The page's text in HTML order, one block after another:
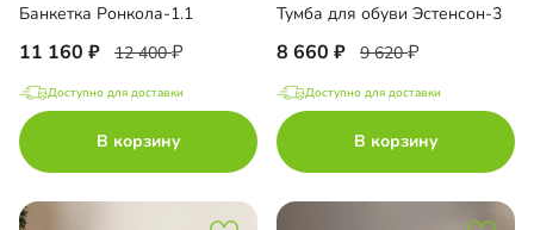
Банкетка Ронкола-1.1
11 160 12 400
Доступно для доставки
В корзину
Тумба для обуви Эстенсон-3
8 660 9 620
Доступно для доставки
В корзину